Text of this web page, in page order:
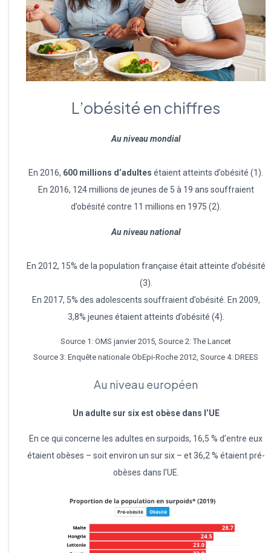
L’obésité en chiffres
Au niveau mondial
En 2016, 600 millions d’adultes étaient atteints d’obésité (1).
En 2016, 124 millions de jeunes de 5 à 19 ans souffraient
d’obésité contre 11 millions en 1975 (2).
Au niveau national
En 2012, 15% de la population française était atteinte d’obésité
(3).
En 2017, 5% des adolescents souffraient d’obésité. En 2009,
3,8% jeunes étaient atteints d’obésité (4).
Source 1: OMS janvier 2015, Source 2: The Lancet
Source 3: Enquête nationale ObEpi-Roche 2012, Source 4: DREES
Au niveau européen
Un adulte sur six est obèse dans l’UE
En ce qui concerne les adultes en surpoids, 16,5 % d’entre eux
étaient obèses – soit environ un sur six – et 36,2 % étaient pré-
obèses dans l’UE.